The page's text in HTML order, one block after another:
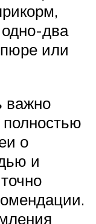
два
или
важно
полностью
о
и